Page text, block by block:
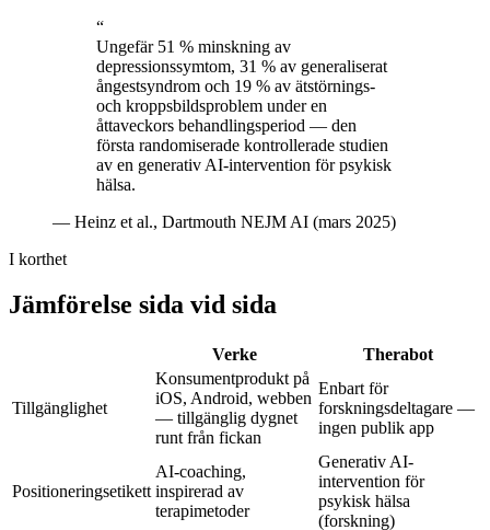
“
Ungefär 51 % minskning av
depressionssymtom, 31 % av generaliserat
ångestsyndrom och 19 % av ätstörnings-
och kroppsbildsproblem under en
åttaveckors behandlingsperiod — den
första randomiserade kontrollerade studien
av en generativ AI-intervention för psykisk
hälsa.
— Heinz et al., Dartmouth NEJM AI (mars 2025)
I korthet
Jämförelse sida vid sida
Verke Therabot
Tillgänglighet
Konsumentprodukt på
iOS, Android, webben
— tillgänglig dygnet
runt från fickan
Enbart för
forskningsdeltagare —
ingen publik app
Positioneringsetikett
AI-coaching,
inspirerad av
terapimetoder
Generativ AI-
intervention för
psykisk hälsa
(forskning)